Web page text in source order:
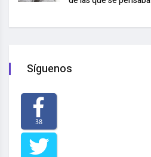
Síguenos
38